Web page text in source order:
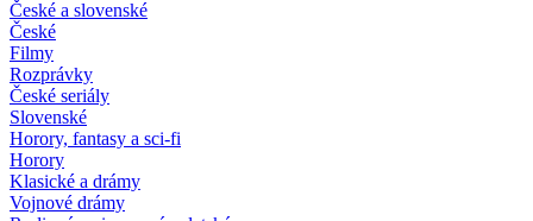
České a slovenské
České
Filmy
Rozprávky
České seriály
Slovenské
Horory, fantasy a sci-fi
Horory
Klasické a drámy
Vojnové drámy